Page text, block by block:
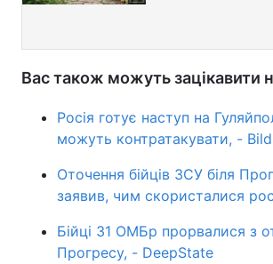
Вас також можуть зацікавити
Росія готує наступ на
можуть контратакувати, - Bild
Оточення бійців ЗСУ біля
заявив, чим скористалися
Бійці 31 ОМБр прорвалися з
Прогресу, - DeepState